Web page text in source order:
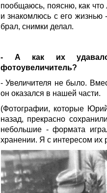
пообщаюсь, поясню, как что
и знакомлюсь с его
брал, снимки делал.
- А как их
фотоувеличитель?
- Увеличителя не было.
он оказался в нашей части.
(Фотографии, которые
назад, прекрасно
небольшие - формата
хранении. Я с интересом их